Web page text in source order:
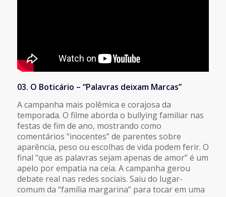
03. O Boticário – “Palavras deixam Marcas”
A campanha mais polêmica e corajosa da
temporada. O filme aborda o bullying familiar nas
festas de fim de ano, mostrando como
comentários “inocentes” de parentes sobre
aparência, peso ou escolhas de vida podem ferir. O
final “que as palavras sejam apenas de amor” é um
apelo por empatia na ceia. A campanha gerou
debate real nas redes sociais. Saiu do lugar-
comum da “família margarina” para tocar em uma